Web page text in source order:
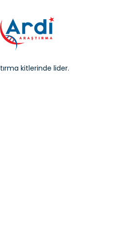
kitlerinde lider.